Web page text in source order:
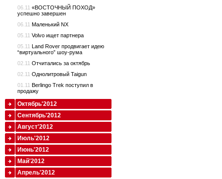
06.11 «ВОСТОЧНЫЙ ПОХОД»
успешно завершен
06.11 Маленький NX
05.11 Volvo ищет партнера
05.11 Land Rover продвигает идею
“виртуального” шоу-рума
02.11 Отчитались за октябрь
02.11 Однолитровый Taigun
01.11 Berlingo Trek поступил в
продажу
Октябрь'2012
Сентябрь'2012
Август'2012
Июль'2012
Июнь'2012
Май'2012
Апрель'2012